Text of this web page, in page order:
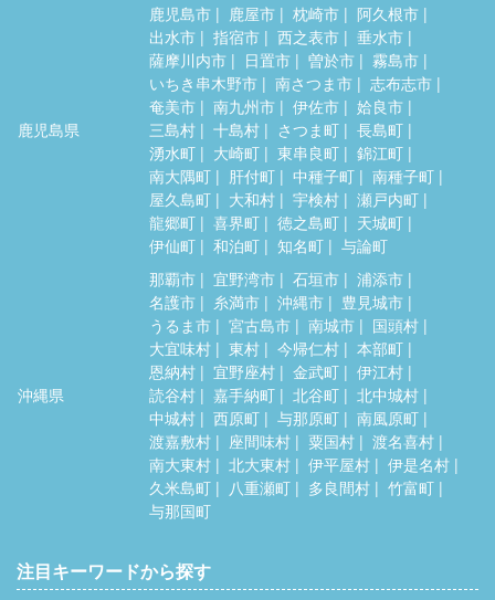
鹿児島県
鹿児島市 鹿屋市 枕崎市
阿久根市
出水市
指宿市 西之表市
垂水市
薩摩川内市
日置市 曽於市
霧島市
いちき串木野市
南さつま市
志布志市
奄美市
南九州市 伊佐市
姶良市
三島村
十島村 さつま町
長島町
湧水町
大崎町 東串良町
錦江町
南大隅町
肝付町 中種子町
南種子町
屋久島町
大和村 宇検村
瀬戸内町
龍郷町
喜界町 徳之島町
天城町
伊仙町
和泊町 知名町 与論町
沖縄県
那覇市 宜野湾市 石垣市
浦添市
名護市
糸満市 沖縄市
豊見城市
うるま市
宮古島市 南城市
国頭村
大宜味村
東村 今帰仁村
本部町
恩納村
宜野座村 金武町
伊江村
読谷村
嘉手納町 北谷町
北中城村
中城村
西原町 与那原町
南風原町
渡嘉敷村
座間味村 粟国村
渡名喜村
南大東村
北大東村 伊平屋村
伊是名村
久米島町
八重瀬町 多良間村
竹富町
与那国町
注目キーワードから探す